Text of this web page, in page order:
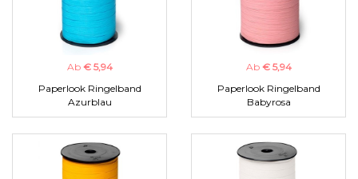
Ab € 5,94
Paperlook Ringelband
Azurblau
Ab € 5,94
Paperlook Ringelband
Babyrosa